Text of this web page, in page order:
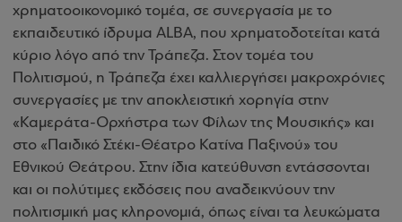
χρηματοοικονομικό τομέα, σε συνεργασία με το
εκπαιδευτικό ίδρυμα ALBA, που χρηματοδοτείται κατά
κύριο λόγο από την Τράπεζα. Στον τομέα του
Πολιτισμού, η Τράπεζα έχει καλλιεργήσει μακροχρόνιες
συνεργασίες με την αποκλειστική χορηγία στην
«Καμεράτα-Ορχήστρα των Φίλων της Μουσικής» και
στο «Παιδικό Στέκι-Θέατρο Κατίνα Παξινού» του
Εθνικού Θεάτρου. Στην ίδια κατεύθυνση εντάσσονται
και οι πολύτιμες εκδόσεις που αναδεικνύουν την
πολιτισμική μας κληρονομιά, όπως είναι τα λευκώματα